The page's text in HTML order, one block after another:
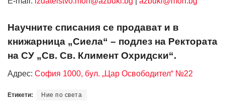
Научните списания се продават и в
книжарница „Сиела“ – подлез на Ректората
на СУ „Св. Св. Климент Охридски“.
Адрес: София 1000, бул. „Цар Освободител“ №22
Етикети: Ние по света